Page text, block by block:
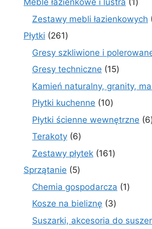
Meble łazienkowe i lustra 1
Zestawy mebli łazienkowych
Płytki 261261
produktów
Gresy szkliwione i
Gresy techniczne 1515
Kamień naturalny, granity,
Płytki kuchenne 1010
produktów
Płytki ścienne wewnętrzne 6
Terakoty 66
produktów
Zestawy płytek 161161
Sprzątanie 55
produktów
Chemia gospodarcza 11
Kosze na bieliznę 33
produkty
Suszarki, akcesoria do